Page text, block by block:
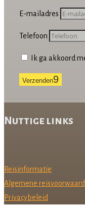
E-mailadres
Telefoon
Ik ga akkoord
Verzenden
Nuttige links
Reisinformatie
Algemene
Privacybeleid